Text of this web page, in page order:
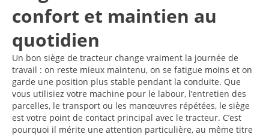
confort et maintien au
quotidien
Un bon siège de tracteur change vraiment la journée de
travail : on reste mieux maintenu, on se fatigue moins et on
garde une position plus stable pendant la conduite. Que
vous utilisiez votre machine pour le labour, l’entretien des
parcelles, le transport ou les manœuvres répétées, le siège
est votre point de contact principal avec le tracteur. C’est
pourquoi il mérite une attention particulière, au même titre